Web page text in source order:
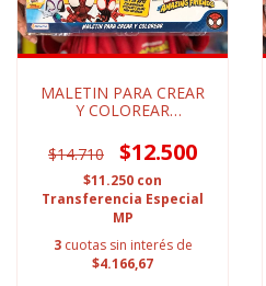
MALETIN PARA CREAR
Y COLOREAR
$14.710
$12.500
$11.250 con
Transferencia Especial
MP
3 cuotas sin interés de
$4.166,67